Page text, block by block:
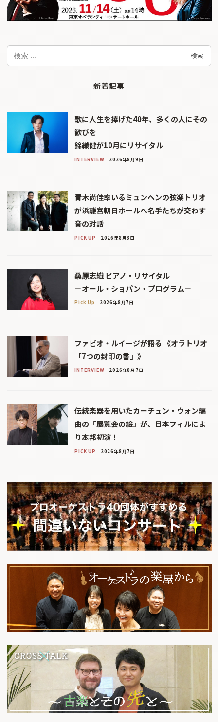
検
検索
新着記事
歌に人生を捧げた40年、多くの人にその
歓びを
錦織健が10月にリサイタル
INTERVIEW 2026年8月9日
青木尚佳率いるミュンヘンの弦楽トリオ
が浜離宮朝日ホールへ――名手たちが交わす
音の対話
PICK UP 2026年8月8日
桑原志織 ピアノ・リサイタル
－オール・ショパン・プログラム－
Pick Up 2026年8月7日
ファビオ・ルイージが語る 《オラトリオ
「7つの封印の書」》
INTERVIEW 2026年8月7日
伝統楽器を用いたカーチュン・ウォン編
曲の「展覧会の絵」が、日本フィルによ
り本邦初演！
PICK UP 2026年8月7日